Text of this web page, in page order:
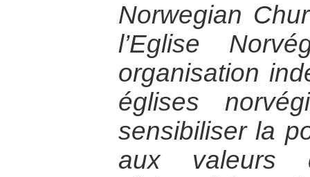
Norwegian
l’Eglise
organisation
églises
sensibiliser la
aux